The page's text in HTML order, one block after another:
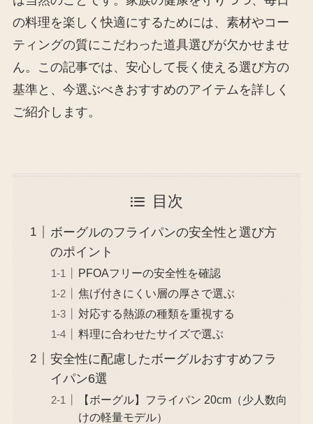
の料理を楽しく快適にするためには、素材やコー
ティングの質にこだわった道具選びが欠かせませ
ん。この記事では、安心して長く使える選び方の
基準と、今選ぶべきおすすめのアイテムを詳しく
ご紹介します。
目次
ボーグルのフライパンの安全性と選び方
のポイント
PFOAフリーの安全性を確認
焦げ付きにくい層の厚さで選ぶ
対応する熱源の種類を重視する
料理に合わせたサイズで選ぶ
安全性に配慮したボーグルおすすめフラ
イパン6選
【ボーグル】フライパン 20cm（少人数向
けの軽量モデル）